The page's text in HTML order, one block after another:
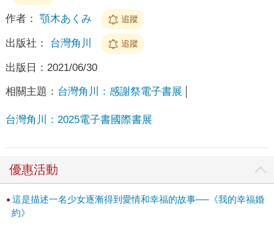
作者： 顎木あくみ 追蹤
出版社： 台灣角川 追蹤
出版日： 2021/06/30
相關主題： 台灣角川：感謝祭電子書展
台灣角川：2025電子書國際書展
優惠活動
這是描述一名少女逐漸得到愛情和幸福的故事──《我的幸福婚
約》